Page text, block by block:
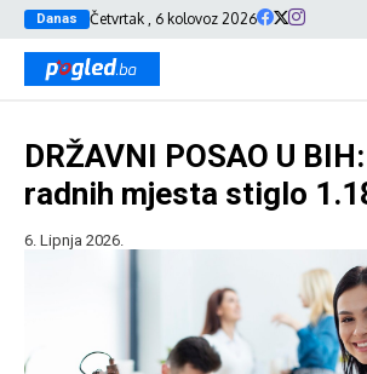
Danas Četvrtak , 6 kolovoz 2026
DRŽAVNI POSAO U
radnih mjesta stiglo
6. Lipnja 2026.